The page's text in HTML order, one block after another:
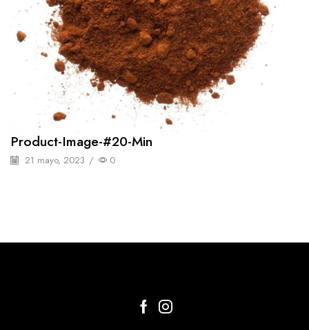
Product-Image-#20-Min
21 mayo, 2023 / 0